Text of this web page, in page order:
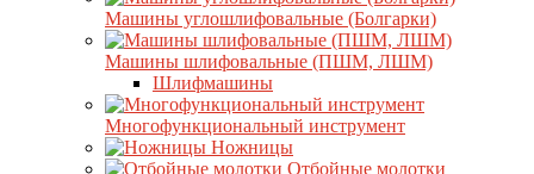
Машины углошлифовальные (Болгарки)
Машины шлифовальные (ПШМ, ЛШМ)
Шлифмашины
Многофункциональный инструмент
Ножницы
Отбойные молотки